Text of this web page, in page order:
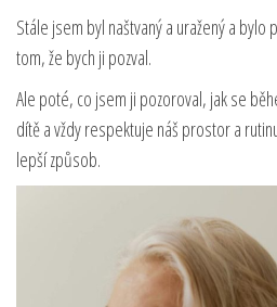
Stále jsem byl naštvaný a uražený a bylo
tom, že bych ji pozval.
Ale poté, co jsem ji pozoroval, jak se
dítě a vždy respektuje náš prostor a
lepší způsob.